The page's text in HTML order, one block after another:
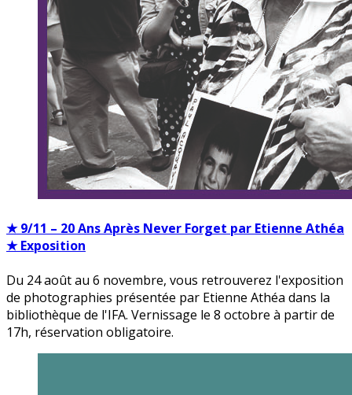
★ 9/11 – 20 Ans Après Never Forget par Etienne Athéa
★ Exposition
Du 24 août au 6 novembre, vous retrouverez l'exposition
de photographies présentée par Etienne Athéa dans la
bibliothèque de l'IFA. Vernissage le 8 octobre à partir de
17h, réservation obligatoire.